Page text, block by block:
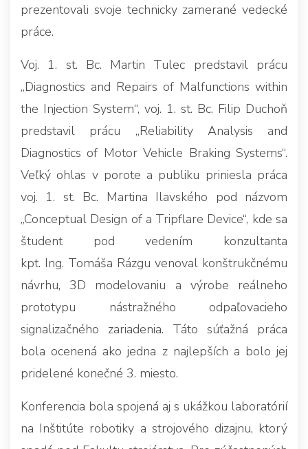
prezentovali svoje technicky zamerané vedecké
práce.
Voj. 1. st. Bc. Martin Tulec predstavil prácu
„Diagnostics and Repairs of Malfunctions within
the Injection System“, voj. 1. st. Bc. Filip Duchoň
predstavil prácu „Reliability Analysis and
Diagnostics of Motor Vehicle Braking Systems“.
Veľký ohlas v porote a publiku priniesla práca
voj. 1. st. Bc. Martina Ilavského pod názvom
„Conceptual Design of a Tripflare Device“, kde sa
študent pod vedením konzultanta
kpt. Ing. Tomáša Rázgu venoval konštrukčnému
návrhu, 3D modelovaniu a výrobe reálneho
prototypu nástražného odpaľovacieho
signalizačného zariadenia. Táto súťažná práca
bola ocenená ako jedna z najlepších a bolo jej
pridelené konečné 3. miesto.
Konferencia bola spojená aj s ukážkou laboratórií
na Inštitúte robotiky a strojového dizajnu, ktorý